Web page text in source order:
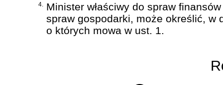
4. Minister właściwy do spraw
spraw gospodarki, może określić, w
o których mowa w ust. 1.